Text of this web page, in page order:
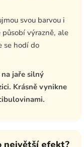
svou barvou i
výrazně, ale
se hodí do
jaře silný
Krásně vynikne